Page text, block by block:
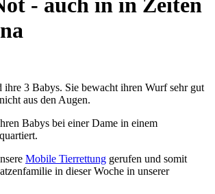
- auch in in Zeiten
ihre 3 Babys. Sie bewacht ihren Wurf sehr gut
aus den Augen.
Babys bei einer Dame in einem
Mobile Tierrettung gerufen und somit
in dieser Woche in unserer